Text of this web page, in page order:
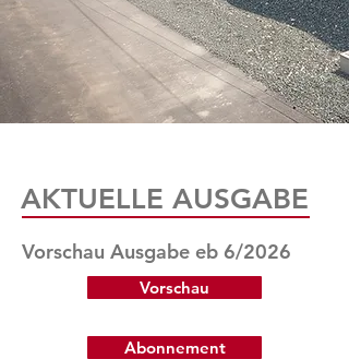
AKTUELLE AUSGABE
Vorschau Ausgabe eb 6/2026
Vorschau
Abonnement